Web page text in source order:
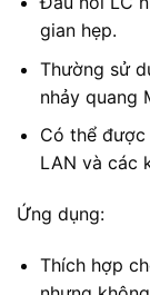
gian hẹp.
Thường sử
nhảy quang
Có thể
LAN và các
Ứng dụng:
Thích hợp